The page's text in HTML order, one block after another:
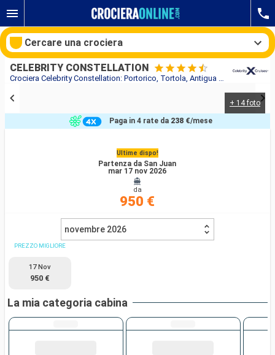
Crociera Celebrity Constellation: Portorico, Tortola, Antigua e Barbuda, Santa Lucia, Grenada, Barbados, Saint-Vincent e le Grenadine, Martinica, Dominica in partenza da San Juan
CELEBRITY CONSTELLATION
+ 14 foto
Ultime dispo!
Partenza da San Juan
mar 17 nov 2026
da
950 €
Paga in 4 rate da238 €/mese
novembre 2026
PREZZO MIGLIORE
17 Nov
950 €
La mia categoria cabina
Cercare una crociera
Compagnie
Ricerca